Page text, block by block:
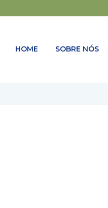
HOME SOBRE NÓS